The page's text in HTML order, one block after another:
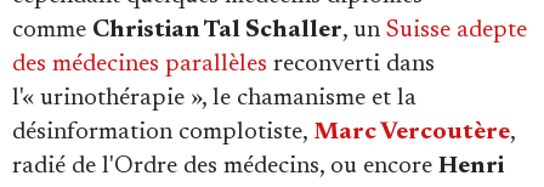
comme Christian Tal Schaller, un Suisse adepte
des médecines parallèles reconverti dans
l'« urinothérapie », le chamanisme et la
désinformation complotiste, Marc Vercoutère,
radié de l'Ordre des médecins, ou encore Henri